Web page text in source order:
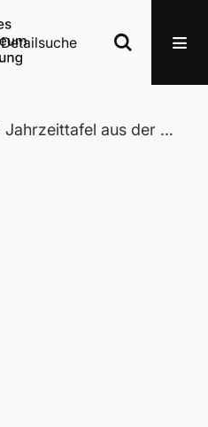
Detailsuche
OJM_SYN_JZT_607: Jahrzeittafel aus der Wertheimer Synagoge in Eisenstadt